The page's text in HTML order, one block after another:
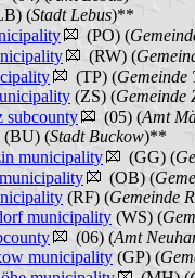
(Stadt Lebus)**
(PO) (
(RW) (
(TP) (Gemeinde
(ZS) (Gemeinde
subcounty
(05) (Amt
(BU) (Stadt Buckow)**
municipality
(GG) (
(OB) (
(RF) (Gemeinde
municipality (WS) (
(06) (Amt
municipality (GP) (